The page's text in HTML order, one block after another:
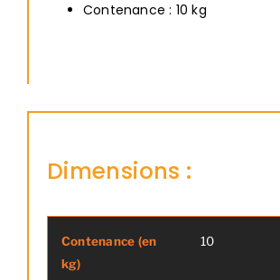
Contenance : 10 kg
Dimensions :
Contenance (en kg)
10